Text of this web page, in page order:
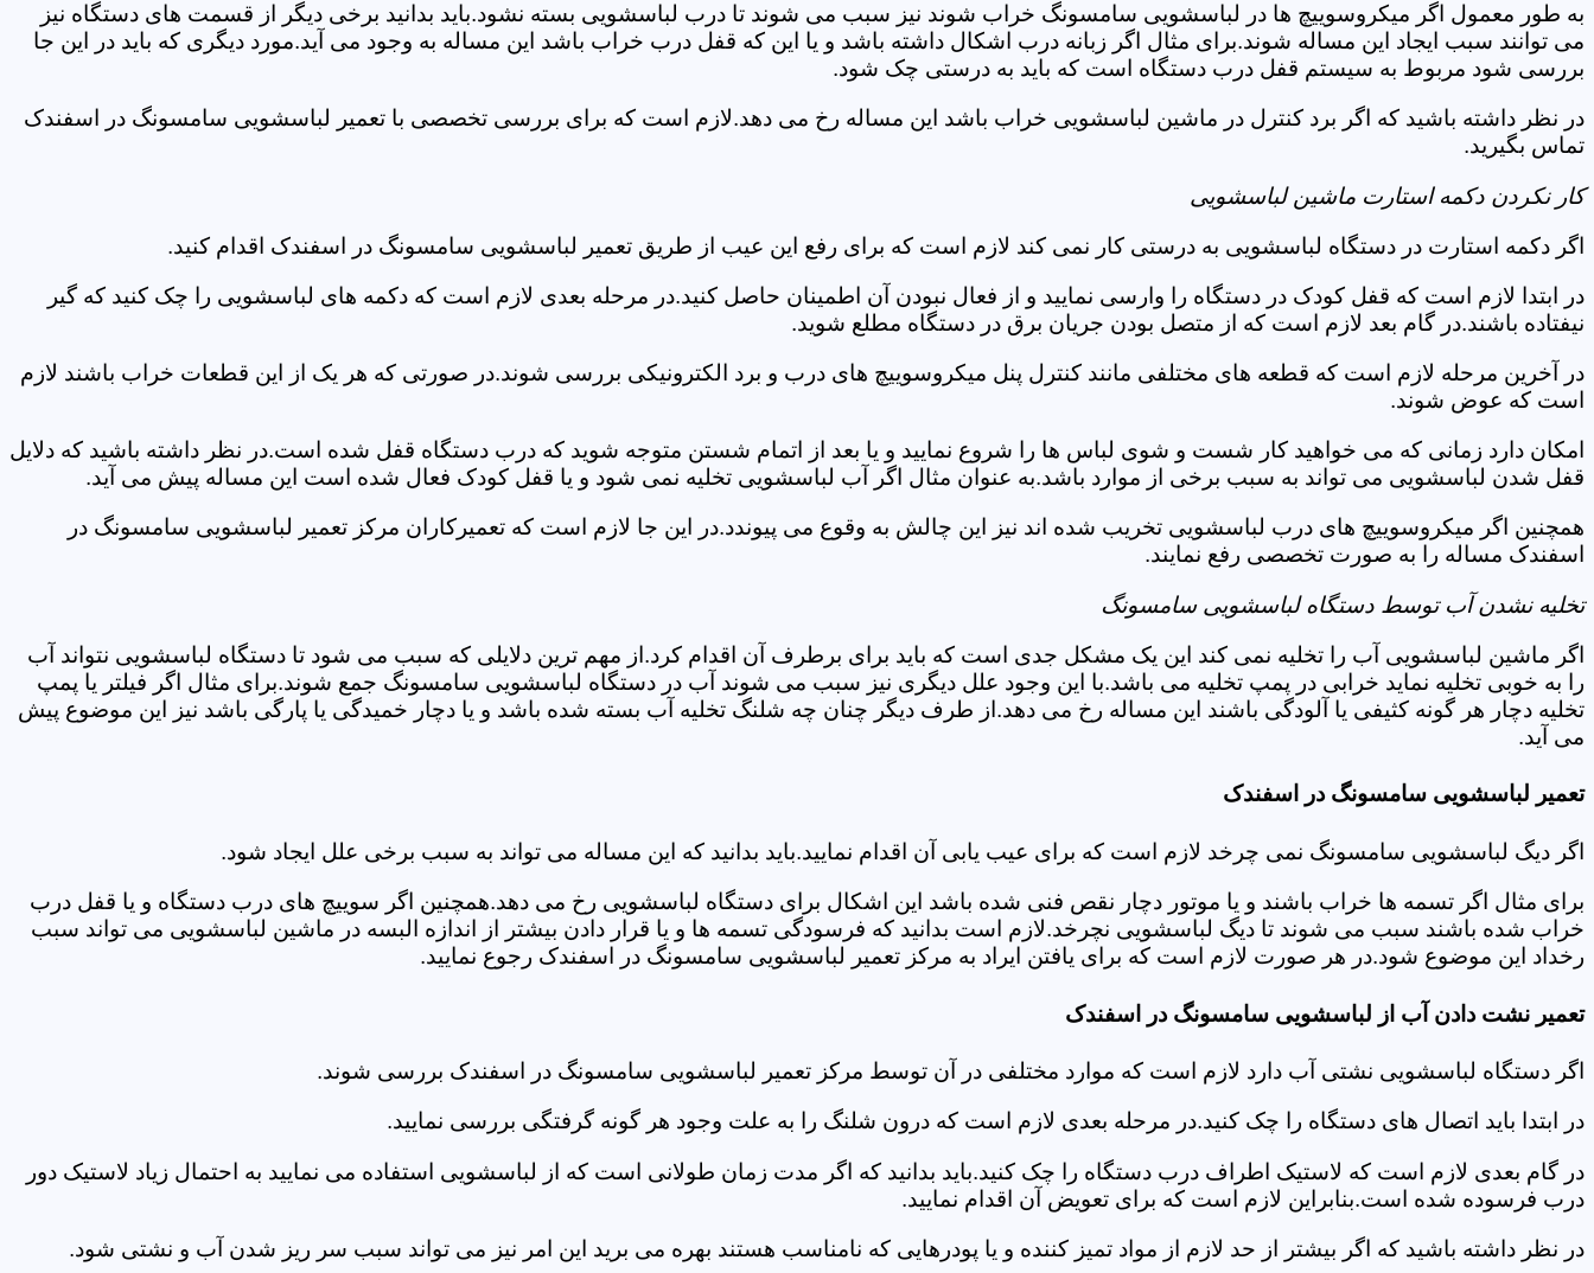
به طور معمول اگر میکروسوییچ ها در لباسشویی سامسونگ خراب شوند نیز سبب می شوند تا درب لباسشویی بسته نشود.باید بدانید برخی دیگر از قسمت های دستگاه نیز
می توانند سبب ایجاد این مساله شوند.برای مثال اگر زبانه درب اشکال داشته باشد و یا این که قفل درب خراب باشد این مساله به وجود می آید.مورد دیگری که باید در این جا
بررسی شود مربوط به سیستم قفل درب دستگاه است که باید به درستی چک شود.
در نظر داشته باشید که اگر برد کنترل در ماشین لباسشویی خراب باشد این مساله رخ می دهد.لازم است که برای بررسی تخصصی با تعمیر لباسشویی سامسونگ در اسفندک
تماس بگیرید.
کار نکردن دکمه استارت ماشین لباسشویی
اگر دکمه استارت در دستگاه لباسشویی به درستی کار نمی کند لازم است که برای رفع این عیب از طریق تعمیر لباسشویی سامسونگ در اسفندک اقدام کنید.
در ابتدا لازم است که قفل کودک در دستگاه را وارسی نمایید و از فعال نبودن آن اطمینان حاصل کنید.در مرحله بعدی لازم است که دکمه های لباسشویی را چک کنید که گیر
نیفتاده باشند.در گام بعد لازم است که از متصل بودن جریان برق در دستگاه مطلع شوید.
در آخرین مرحله لازم است که قطعه های مختلفی مانند کنترل پنل میکروسوییچ های درب و برد الکترونیکی بررسی شوند.در صورتی که هر یک از این قطعات خراب باشند لازم
است که عوض شوند.
امکان دارد زمانی که می خواهید کار شست و شوی لباس ها را شروع نمایید و یا بعد از اتمام شستن متوجه شوید که درب دستگاه قفل شده است.در نظر داشته باشید که دلایل
قفل شدن لباسشویی می تواند به سبب برخی از موارد باشد.به عنوان مثال اگر آب لباسشویی تخلیه نمی شود و یا قفل کودک فعال شده است این مساله پیش می آید.
همچنین اگر میکروسوییچ های درب لباسشویی تخریب شده اند نیز این چالش به وقوع می پیوندد.در این جا لازم است که تعمیرکاران مرکز تعمیر لباسشویی سامسونگ در
اسفندک مساله را به صورت تخصصی رفع نمایند.
تخلیه نشدن آب توسط دستگاه لباسشویی سامسونگ
اگر ماشین لباسشویی آب را تخلیه نمی کند این یک مشکل جدی است که باید برای برطرف آن اقدام کرد.از مهم ترین دلایلی که سبب می شود تا دستگاه لباسشویی نتواند آب
را به خوبی تخلیه نماید خرابی در پمپ تخلیه می باشد.با این وجود علل دیگری نیز سبب می شوند آب در دستگاه لباسشویی سامسونگ جمع شوند.برای مثال اگر فیلتر یا پمپ
تخلیه دچار هر گونه کثیفی یا آلودگی باشند این مساله رخ می دهد.از طرف دیگر چنان چه شلنگ تخلیه آب بسته شده باشد و یا دچار خمیدگی یا پارگی باشد نیز این موضوع پیش
می آید.
تعمیر لباسشویی سامسونگ در اسفندک
اگر دیگ لباسشویی سامسونگ نمی چرخد لازم است که برای عیب یابی آن اقدام نمایید.باید بدانید که این مساله می تواند به سبب برخی علل ایجاد شود.
برای مثال اگر تسمه ها خراب باشند و یا موتور دچار نقص فنی شده باشد این اشکال برای دستگاه لباسشویی رخ می دهد.همچنین اگر سوییچ های درب دستگاه و یا قفل درب
خراب شده باشند سبب می شوند تا دیگ لباسشویی نچرخد.لازم است بدانید که فرسودگی تسمه ها و یا قرار دادن بیشتر از اندازه البسه در ماشین لباسشویی می تواند سبب
رخداد این موضوع شود.در هر صورت لازم است که برای یافتن ایراد به مرکز تعمیر لباسشویی سامسونگ در اسفندک رجوع نمایید.
تعمیر نشت دادن آب از لباسشویی سامسونگ در اسفندک
اگر دستگاه لباسشویی نشتی آب دارد لازم است که موارد مختلفی در آن توسط مرکز تعمیر لباسشویی سامسونگ در اسفندک بررسی شوند.
در ابتدا باید اتصال های دستگاه را چک کنید.در مرحله بعدی لازم است که درون شلنگ را به علت وجود هر گونه گرفتگی بررسی نمایید.
در گام بعدی لازم است که لاستیک اطراف درب دستگاه را چک کنید.باید بدانید که اگر مدت زمان طولانی است که از لباسشویی استفاده می نمایید به احتمال زیاد لاستیک دور
درب فرسوده شده است.بنابراین لازم است که برای تعویض آن اقدام نمایید.
در نظر داشته باشید که اگر بیشتر از حد لازم از مواد تمیز کننده و یا پودرهایی که نامناسب هستند بهره می برید این امر نیز می تواند سبب سر ریز شدن آب و نشتی شود.